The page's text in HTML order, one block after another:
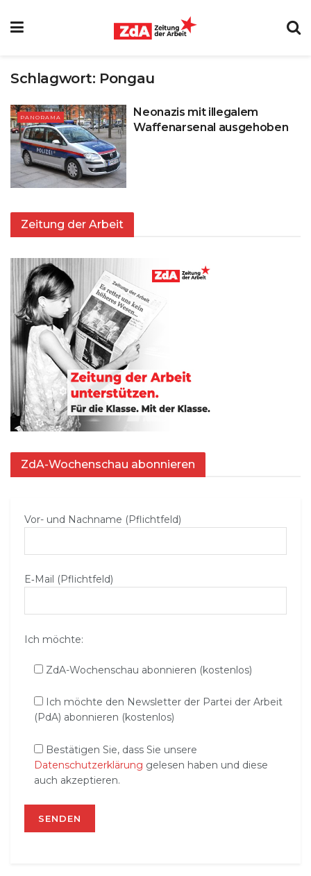
Schlagwort: Pongau
PANORAMA
Neonazis mit illegalem
Waffenarsenal ausgehoben
Zeitung der Arbeit
ZdA-Wochenschau abonnieren
Vor- und Nachname (Pflichtfeld)
E‑Mail (Pflichtfeld)
Ich möchte:
ZdA-Wochenschau abonnieren (kostenlos)
Ich möchte den Newsletter der Partei der Arbeit
(PdA) abonnieren (kostenlos)
Bestätigen Sie, dass Sie unsere
Datenschutzerklärung gelesen haben und diese
auch akzeptieren.